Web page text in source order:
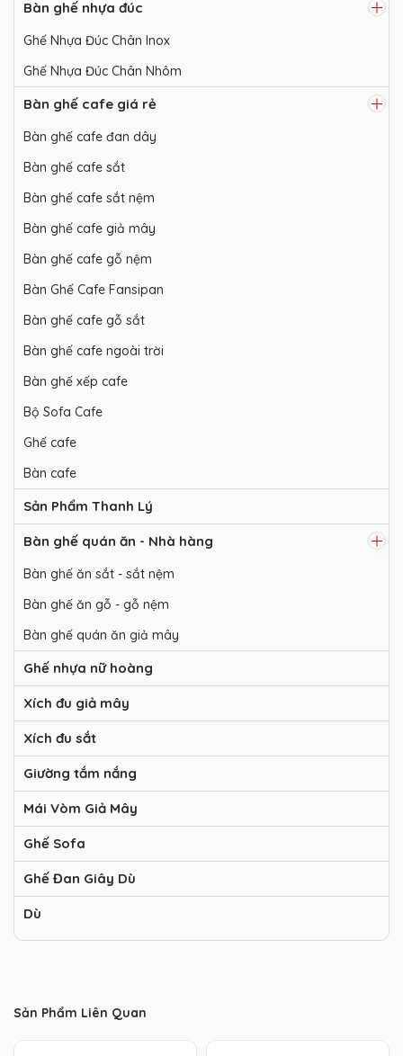
Bàn ghế nhựa đúc
Ghế Nhựa Đúc Chân Inox
Ghế Nhựa Đúc Chân Nhôm
Bàn ghế cafe giá rẻ
Bàn ghế cafe đan dây
Bàn ghế cafe sắt
Bàn ghế cafe sắt nệm
Bàn ghế cafe giả mây
Bàn ghế cafe gỗ nệm
Bàn Ghế Cafe Fansipan
Bàn ghế cafe gỗ sắt
Bàn ghế cafe ngoài trời
Bàn ghế xếp cafe
Bộ Sofa Cafe
Ghế cafe
Bàn cafe
Sản Phẩm Thanh Lý
Bàn ghế quán ăn - Nhà hàng
Bàn ghế ăn sắt - sắt nệm
Bàn ghế ăn gỗ - gỗ nệm
Bàn ghế quán ăn giả mây
Ghế nhựa nữ hoàng
Xích đu giả mây
Xích đu sắt
Giường tắm nắng
Mái Vòm Giả Mây
Ghế Sofa
Ghế Đan Giây Dù
Dù
Sản Phẩm Liên Quan